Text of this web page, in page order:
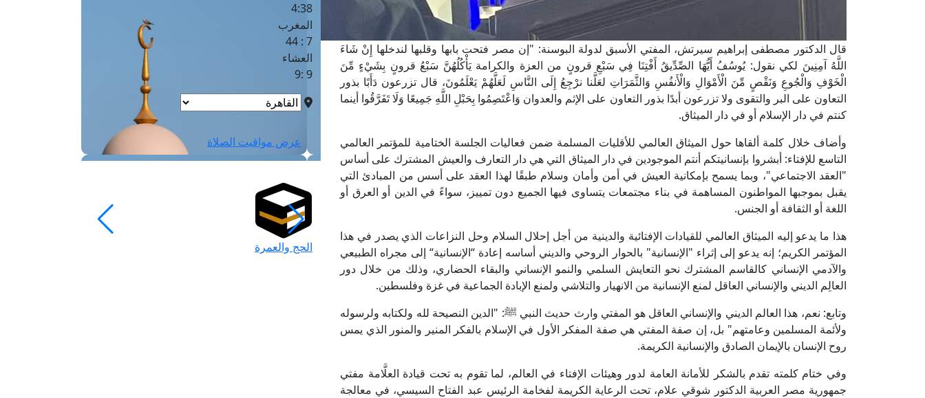
قال الدكتور مصطفى إبراهيم سيرتش، المفتي الأسبق لدولة البوسنة: "إن مصر فتحت بابها وقلبها لندخلها إِنْ شَاءَ
اللَّهُ آمِنِينَ لكي نقول: يُوسُفُ أَيُّهَا الصِّدِّيقُ أَفْتِنَا فِي سَبْعِ قرونٍ من العزة والكرامة يَأْكُلُهُنَّ سَبْعُ قرونٍ بِشَيْءٍ مِّنَ
الْخَوْفِ وَالْجُوعِ وَنَقْصٍ مِّنَ الْأَمْوَالِ وَالْأَنفُسِ وَالثَّمَرَاتِ لعَلَّنا نرْجِعُ إِلَى النَّاسِ لَعَلَّهُمْ يَعْلَمُونَ، قال تزرعون دَأَبًا بذور
التعاون على البر والتقوى ولا تزرعون أبدًا بذور التعاون على الإثم والعدوان وَاعْتَصِمُوا بِحَبْلِ اللَّهِ جَمِيعًا وَلَا تَفَرَّقُوا أينما
كنتم في دار الإسلام أو في دار الميثاق.
وأضاف خلال كلمة ألقاها حول الميثاق العالمي للأقليات المسلمة ضمن فعاليات الجلسة الختامية للمؤتمر العالمي
التاسع للإفتاء: أبشروا بإنسانيتكم أنتم الموجودين في دار الميثاق التي هي دار التعارف والعيش المشترك على أساس
"العقد الاجتماعي"، وبما يسمح بإمكانية العيش في أمن وأمان وسلام طبقًا لهذا العقد على أسس من المبادئ التي
يقبل بموجبها المواطنون المساهمة في بناء مجتمعات يتساوى فيها الجميع دون تمييز، سواءً في الدين أو العرق أو
اللغة أو الثقافة أو الجنس.
هذا ما يدعو إليه الميثاق العالمي للقيادات الإفتائية والدينية من أجل إحلال السلام وحل النزاعات الذي يصدر في هذا
المؤتمر الكريم؛ إنه يدعو إلى إثراء "الإنسانية" بالحوار الروحي والديني أساسه إعادة “الإنسانية“ إلى مجراه الطبيعي
والآدمي الإنساني كالقاسم المشترك نحو التعايش السلمي والنمو الإنساني والبقاء الحضاري، وذلك من خلال دور
العالِم الديني والإنساني العاقل لمنع الإنسانية من الانهيار والتلاشي ولمنع الإبادة الجماعية في غزة وفلسطين.
وتابع: نعم، هذا العالم الديني والإنساني العاقل هو المفتي وارث حديث النبي ﷺ: "الدين النصيحة لله ولكتابه ولرسوله
ولأئمة المسلمين وعامتهم" بل، إن صفة المفتي هي صفة المفكر الأول في الإسلام بالفكر المنير والمنور الذي يمس
روح الإنسان بالإيمان الصادق والإنسانية الكريمة.
وفي ختام كلمته تقدم بالشكر للأمانة العامة لدور وهيئات الإفتاء في العالم، لما تقوم به تحت قيادة العلَّامة مفتي
جمهورية مصر العربية الدكتور شوقي علام، تحت الرعاية الكريمة لفخامة الرئيس عبد الفتاح السيسي، في معالجة
4:38
المغرب
7 : 44
العشاء
9 :9
عرض مواقيت الصلاة
الحج والعمرة